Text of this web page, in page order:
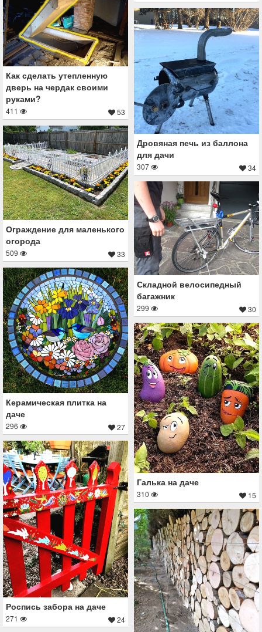
Как сделать утепленную
дверь на чердак своими
руками?
411 53
Дровяная печь из баллона
для дачи
307 34
Ограждение для маленького
огорода
509 33
Складной велосипедный
багажник
299 30
Керамическая плитка на
даче
296 27
Галька на даче
310 15
Роспись забора на даче
271 24